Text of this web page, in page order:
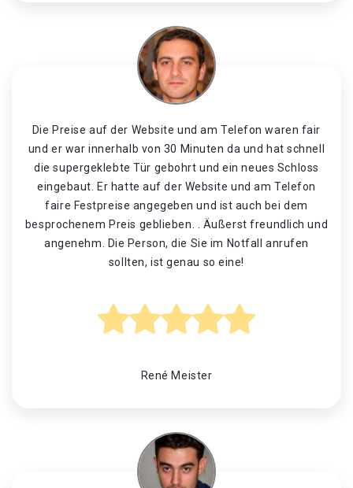
Die Preise auf der Website und am Telefon waren fair
und er war innerhalb von 30 Minuten da und hat schnell
die supergeklebte Tür gebohrt und ein neues Schloss
eingebaut. Er hatte auf der Website und am Telefon
faire Festpreise angegeben und ist auch bei dem
besprochenem Preis geblieben. . Äußerst freundlich und
angenehm. Die Person, die Sie im Notfall anrufen
sollten, ist genau so eine!
René Meister